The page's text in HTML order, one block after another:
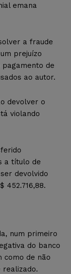
emana
a fraude
prejuízo
de
ao autor.
devolver o
violando
a título de
devolvido
452.716,88.
num primeiro
do banco
como de não
realizado.